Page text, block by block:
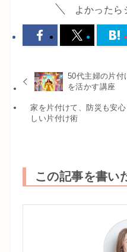
よかったら
50代主婦の片付
を活かす講座
家を片付けて、防災も安
しい片付け術
この記事を書い